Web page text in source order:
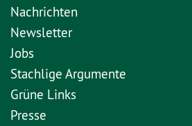
Nachrichten
Newsletter
Jobs
Stachlige Argumente
Grüne Links
Presse